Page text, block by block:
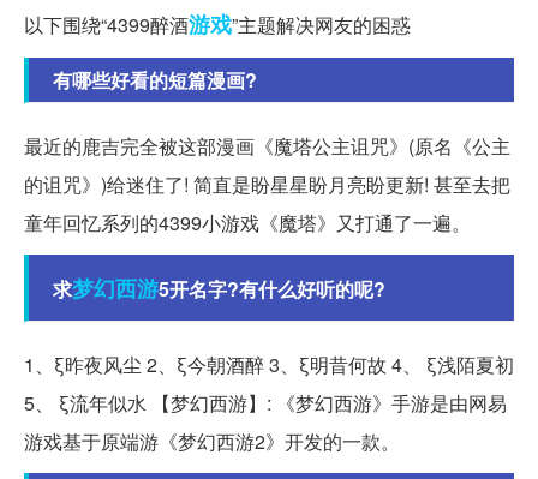
以下围绕“4399醉酒游戏”主题解决网友的困惑
有哪些好看的短篇漫画?
最近的鹿吉完全被这部漫画《魔塔公主诅咒》(原名《公主
的诅咒》)给迷住了! 简直是盼星星盼月亮盼更新! 甚至去把
童年回忆系列的4399小游戏《魔塔》又打通了一遍。
求梦幻西游5开名字?有什么好听的呢?
1、ξ昨夜风尘 2、ξ今朝酒醉 3、ξ明昔何故 4、 ξ浅陌夏初
5、 ξ流年似水 【梦幻西游】: 《梦幻西游》手游是由网易
游戏基于原端游《梦幻西游2》开发的一款。